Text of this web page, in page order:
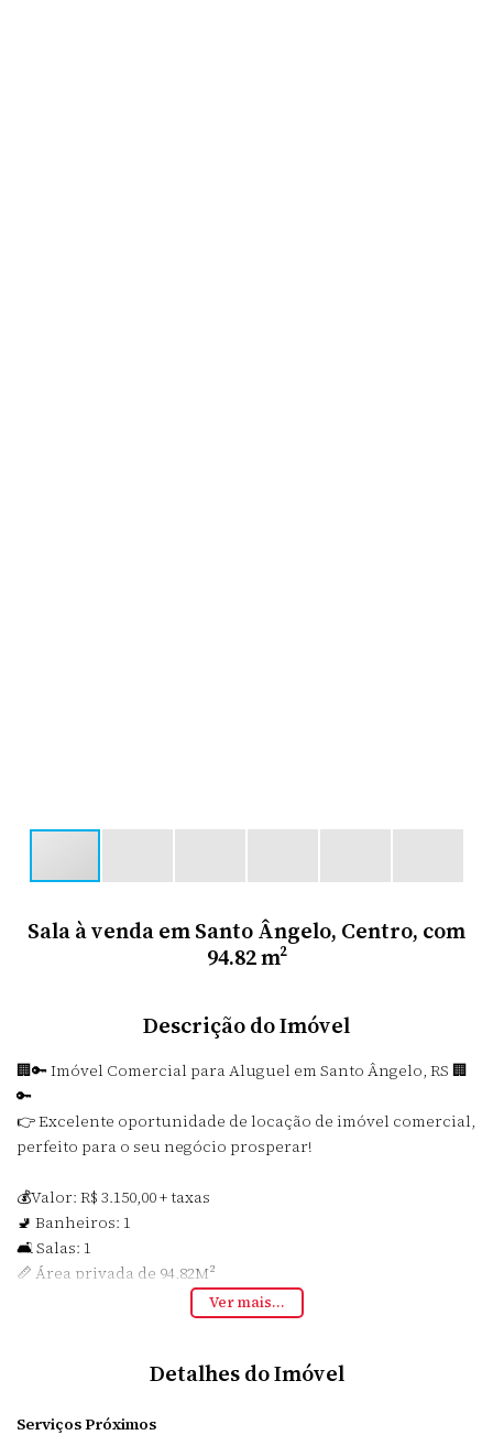
Sala à venda em Santo Ângelo, Centro, com
94.82 m²
Descrição do Imóvel
🏢🔑 Imóvel Comercial para Aluguel em Santo Ângelo, RS 🏢
🔑
👉 Excelente oportunidade de locação de imóvel comercial,
perfeito para o seu negócio prosperar!
💰Valor: R$ 3.150,00 + taxas
🚽 Banheiros: 1
🛋️ Salas: 1
📏 Área privada de 94,82M²
Entre em contato conosco para mais informações e agende
Ver mais...
Detalhes do Imóvel
Serviços Próximos